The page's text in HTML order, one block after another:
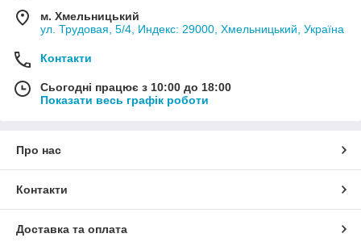
м. Хмельницький
ул. Трудовая, 5/4, Индекс: 29000, Хмельницький, Україна
Контакти
Сьогодні працює з 10:00 до 18:00
Показати весь графік роботи
Про нас
Контакти
Доставка та оплата